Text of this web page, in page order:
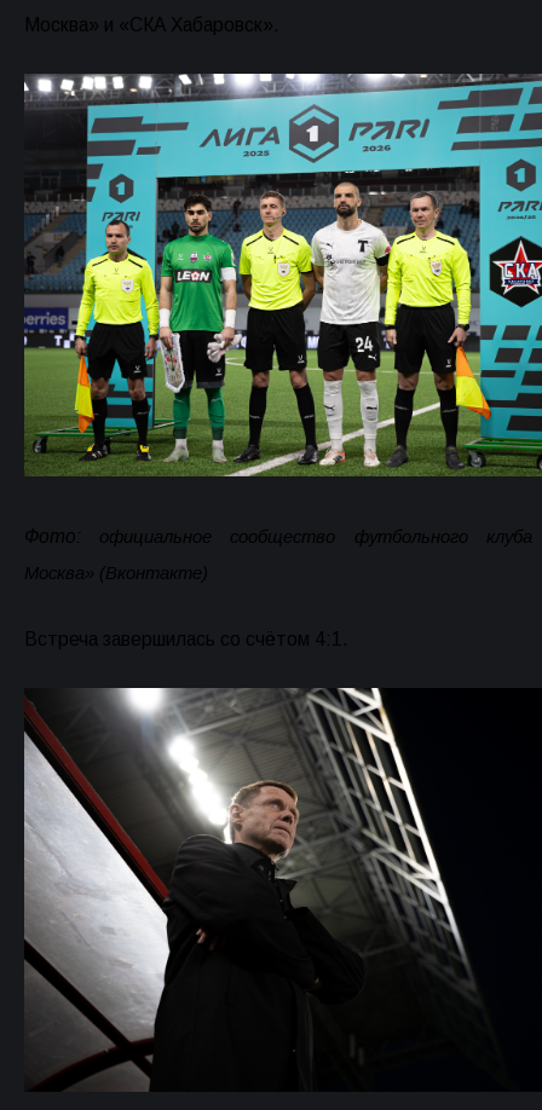
Москва» и «СКА Хабаровск».
Фото: официальное сообщество футбольного клуба
Москва» (Вконтакте)
Встреча завершилась со счётом 4:1.